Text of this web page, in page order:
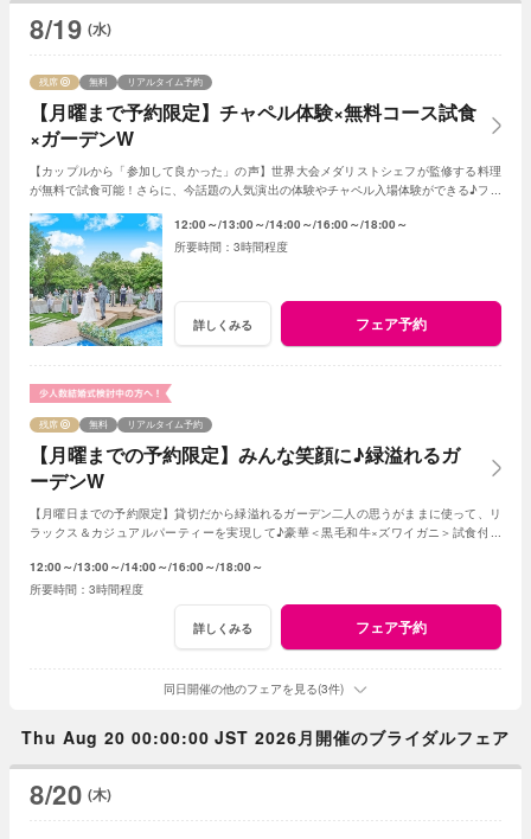
8/19 (水)
【月曜まで予約限定】チャペル体験×無料コース試食
×ガーデンW
残席 無料 リアルタイム予約
【カップルから「参加して良かった」の声】世界大会メダリストシェフが監修する料理
が無料で試食可能！さらに、今話題の人気演出の体験やチャペル入場体験ができる♪フェ
12:00～ 13:00～ 14:00～ 16:00～ 18:00～
3時間程度
詳しくみる フェア予約
【月曜までの予約限定】みんな笑顔に♪緑溢れるガ
ーデンW
残席 無料 リアルタイム予約
【月曜日までの予約限定】貸切だから緑溢れるガーデン二人の思うがままに使って、リ
ラックス＆カジュアルパーティーを実現して♪豪華＜黒毛和牛×ズワイガニ＞試食付き
12:00～ 13:00～ 14:00～ 16:00～ 18:00～
3時間程度
詳しくみる フェア予約
同日開催の他のフェアを見る(3件)
Thu Aug 20 00:00:00 JST 2026月開催のブライダルフェア
8/20 (木)